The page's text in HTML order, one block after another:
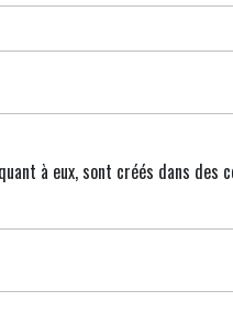
à eux, sont créés dans des